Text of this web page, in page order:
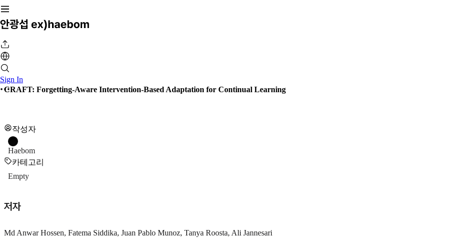
Sign In
CRAFT: Forgetting-Aware Intervention-Based Adaptation for Continual Learning
작성자
Haebom
카테고리
Empty
저자
Md Anwar Hossen, Fatema Siddika, Juan Pablo Munoz, Tanya Roosta, Ali Jannesari